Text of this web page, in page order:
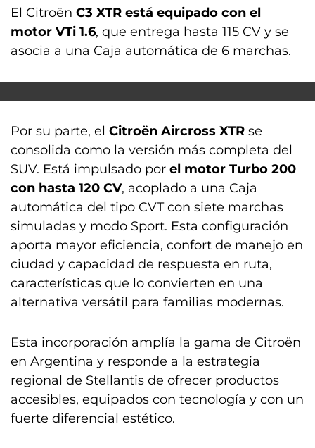
El Citroën C3 XTR está equipado con el
motor VTi 1.6, que entrega hasta 115 CV y se
asocia a una Caja automática de 6 marchas.
Por su parte, el Citroën Aircross XTR se
consolida como la versión más completa del
SUV. Está impulsado por el motor Turbo 200
con hasta 120 CV, acoplado a una Caja
automática del tipo CVT con siete marchas
simuladas y modo Sport. Esta configuración
aporta mayor eficiencia, confort de manejo en
ciudad y capacidad de respuesta en ruta,
características que lo convierten en una
alternativa versátil para familias modernas.
Esta incorporación amplía la gama de Citroën
en Argentina y responde a la estrategia
regional de Stellantis de ofrecer productos
accesibles, equipados con tecnología y con un
fuerte diferencial estético.